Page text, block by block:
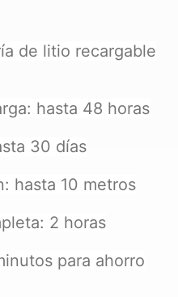
de litio recargable
hasta 48 horas
30 días
hasta 10 metros
2 horas
para ahorro